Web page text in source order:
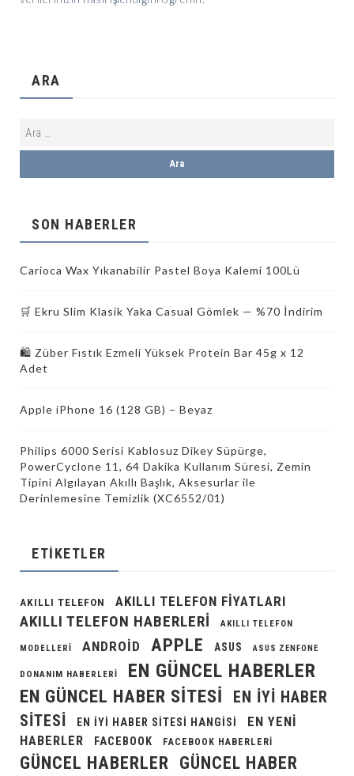
ARA
SON HABERLER
Carioca Wax Yıkanabilir Pastel Boya Kalemi 100Lü
🛒 Ekru Slim Klasik Yaka Casual Gömlek — %70 İndirim
🛍️ Züber Fıstık Ezmeli Yüksek Protein Bar 45g x 12
Adet
Apple iPhone 16 (128 GB) – Beyaz
Philips 6000 Serisi Kablosuz Dikey Süpürge,
PowerCyclone 11, 64 Dakika Kullanım Süresi, Zemin
Tipini Algılayan Akıllı Başlık, Aksesurlar ile
Derinlemesine Temizlik (XC6552/01)
ETIKETLER
AKILLI TELEFON AKILLI TELEFON FIYATLARI
AKILLI TELEFON HABERLERI AKILLI TELEFON
MODELLERI ANDROID APPLE ASUS ASUS ZENFONE
DONANIM HABERLERI EN GÜNCEL HABERLER
EN GÜNCEL HABER SITESI
EN IYI HABER
SITESI
EN IYI HABER SITESI HANGISI
EN YENI
HABERLER
FACEBOOK FACEBOOK HABERLERI
GÜNCEL HABERLER
GÜNCEL HABER